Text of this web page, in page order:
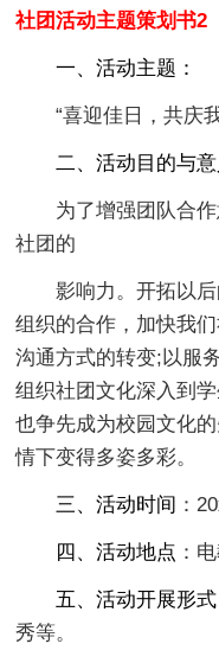
社团活动主题策划书2
一、活动主题：
“喜迎佳日，共庆我
二、活动目的与意
为了增强团队合作
社团的
影响力。开拓以后
组织的合作，加快我
沟通方式的转变;以服
组织社团文化深入到
也争先成为校园文化
情下变得多姿多彩。
三、活动时间 ：
四、活动地点 ：
五、活动开展形式
秀等。